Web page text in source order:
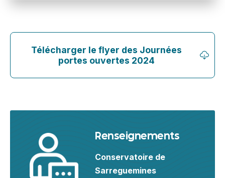
Télécharger le flyer des Journées
portes ouvertes 2024
Renseignements
Conservatoire de
Sarreguemines